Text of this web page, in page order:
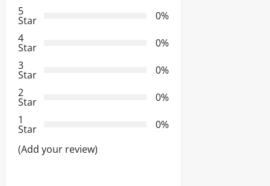
c
i
ó
n
d
e
5
Star
0%
4
Star
0%
3
Star
0%
2
Star
0%
1
Star
0%
(Add your review)